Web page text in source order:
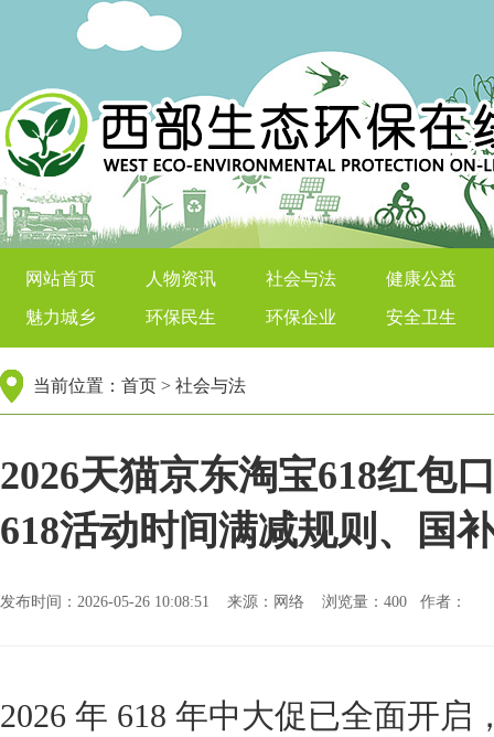
西部生态环保在线
网站首页 人物资讯 社会与法 健康公益
魅力城乡 环保民生 环保企业 安全卫生
当前位置： 首页 > 社会与法
2026天猫京东淘宝618红包
618活动时间满减规则、国
发布时间：2026-05-26 10:08:51 来源：网络 浏览量： 400 作者：
2026 年 618 年中大促已全面开启